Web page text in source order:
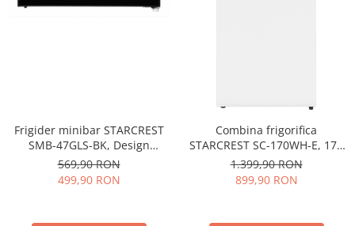
Frigider minibar STARCREST
SMB-47GLS-BK, Design
modern, 46 l, Clasa E, H 48.8
cm, Sticla Neagra
569,90 RON
499,90 RON
Combina frigorifica
STARCREST SC-170WH-E, 170
L, Clasa E, Less Frost,
Termostat reglabil, Iluminare
LED, Picioare ajustabile, Usi
1.399,90 RON
899,90 RON